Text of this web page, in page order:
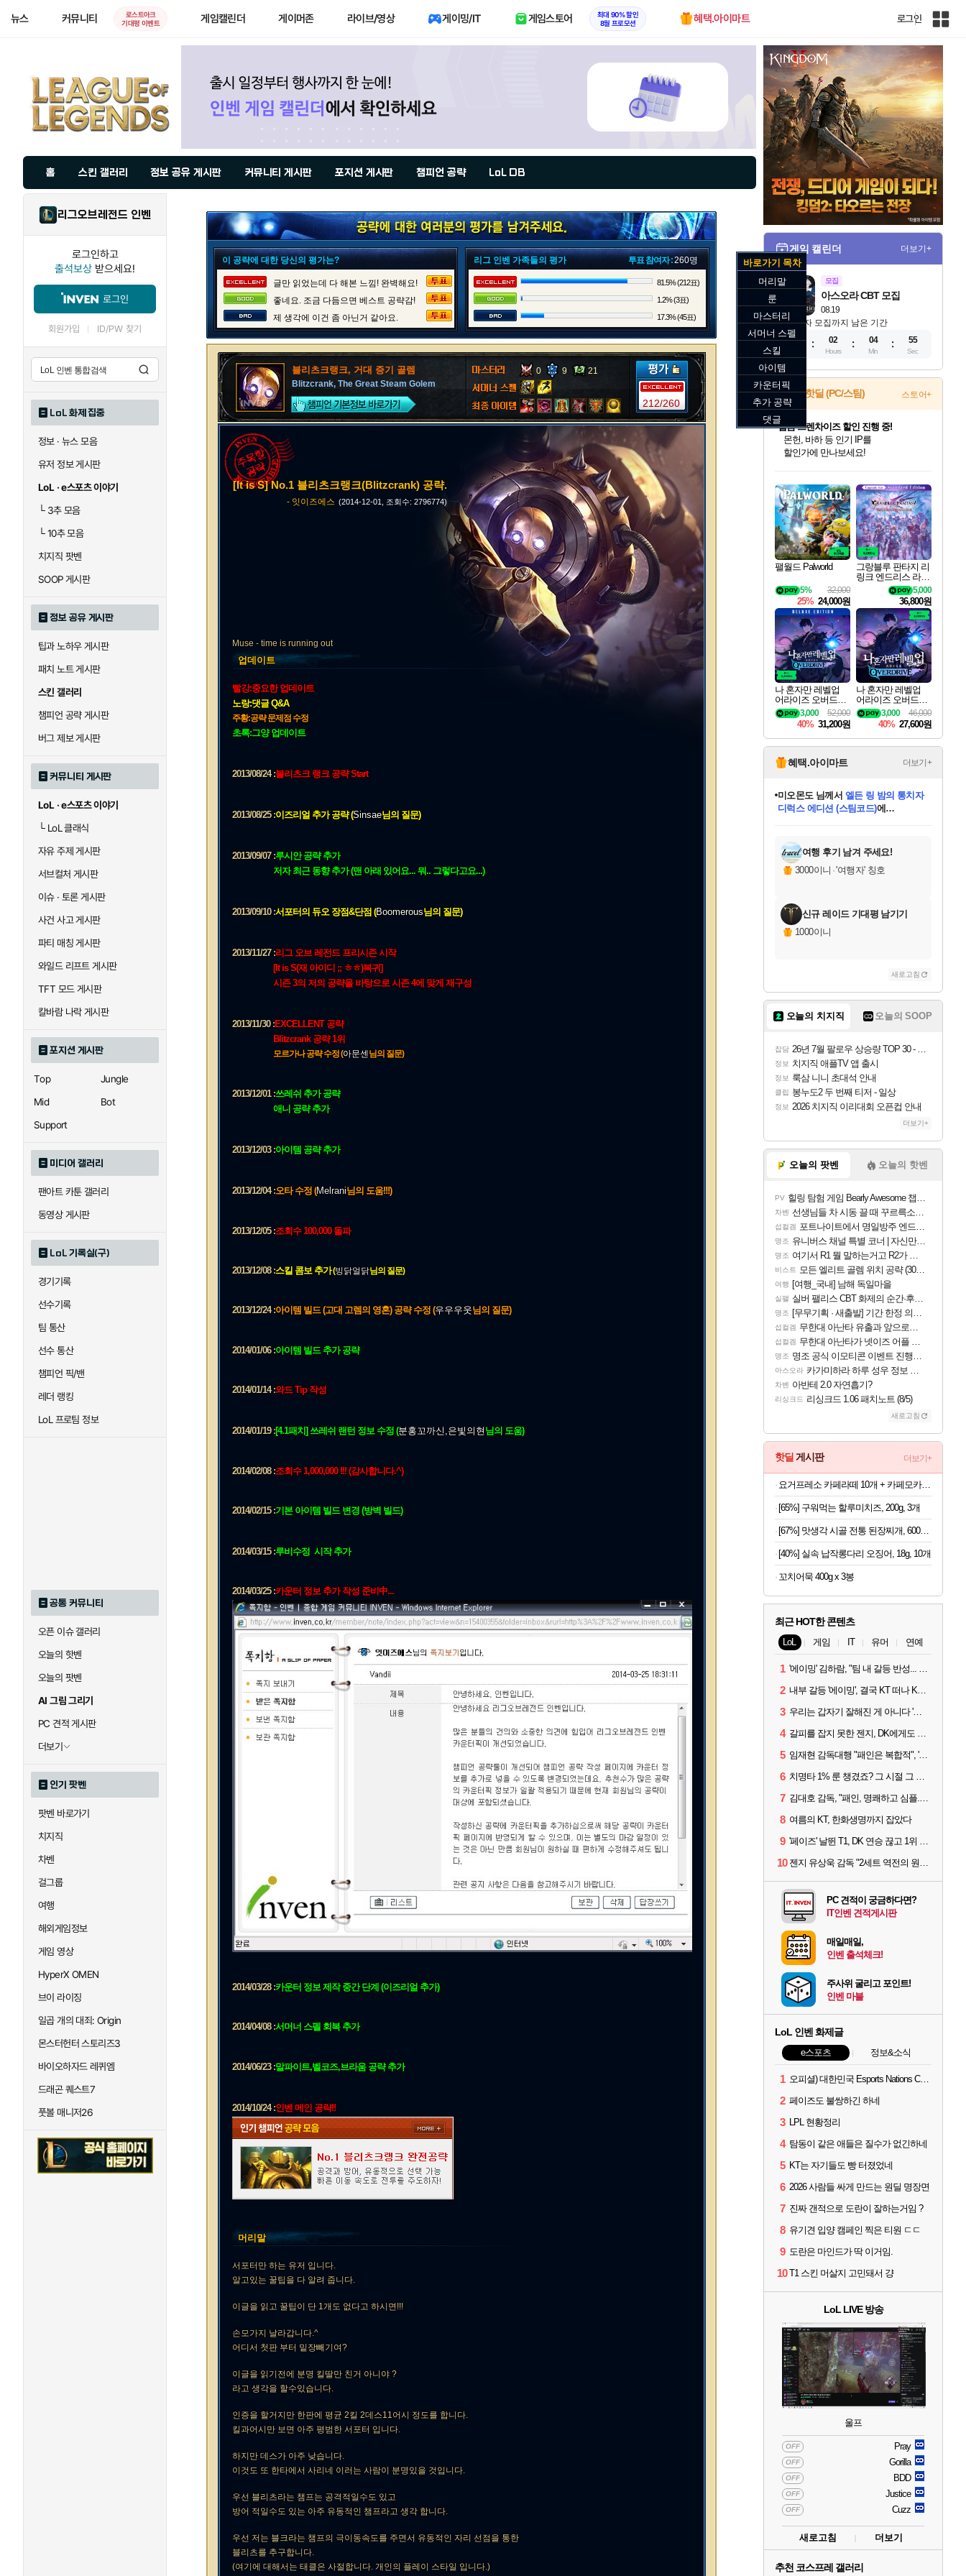
뉴스 커뮤니티
로스트아크
기대평 이벤트
게임캘린더 게이머존 라이브/영상 게이밍/IT 게임스토어
최대 90% 할인
8월 프로모션
혜택.아이마트 로그인
인
사
이
트
맵
홈 스킨 갤러리 정보 공유 게시판 커뮤니티 게시판 포지션 게시판 챔피언 공략 LoL DB
리그오브레전드 인벤
로그인하고
출석보상 받으세요!
로그인
회원가입 ID/PW 찾기
LoL 화제 집중
정보 · 뉴스 모음
유저 정보 게시판
LoL · e스포츠 이야기
└3추 모음
└10추 모음
치지직 팟벤
SOOP 게시판
정보 공유 게시판
팁과 노하우 게시판
패치 노트 게시판
스킨 갤러리
챔피언 공략 게시판
버그 제보 게시판
커뮤니티 게시판
LoL · e스포츠 이야기
└LoL 클래식
자유 주제 게시판
서브컬처 게시판
이슈 · 토론 게시판
사건 사고 게시판
파티 매칭 게시판
와일드 리프트 게시판
TFT 모드 게시판
칼바람 나락 게시판
포지션 게시판
Top
Jungle
Mid
Bot
Support
미디어 갤러리
팬아트 카툰 갤러리
동영상 게시판
LoL 기록실(구)
경기기록
선수기록
팀 통산
선수 통산
챔피언 픽/밴
레더 랭킹
LoL 프로팀 정보
공통 커뮤니티
오픈 이슈 갤러리
오늘의 핫벤
오늘의 팟벤
AI 그림 그리기
PC 견적 게시판
더보기
인기 팟벤
팟벤 바로가기
치지직
차벤
걸그룹
여행
해외게임정보
게임 영상
HyperX OMEN
브이 라이징
일곱 개의 대죄: Origin
몬스터헌터 스토리즈3
바이오하자드 레퀴엠
드래곤 퀘스트7
풋볼 매니저26
이 공략에 대한 당신의 평가는?
글만 읽었는데 다 해본 느낌! 완벽해요!
좋네요. 조금 다듬으면 베스트 공략감!
제 생각에 이건 좀 아닌거 같아요.
리그 인벤 가족들의 평가 투표 참여자 :260명
81.5% (212표)
1.2% (3표)
17.3% (45표)
블리츠크랭크, 거대 증기 골렘
Blitzcrank, The Great Steam Golem
0 9 21
212/260
[It is S] No.1 블리츠크랭크(Blitzcrank) 공략.
- 잇이즈에스 (2014-12-01, 조회수: 2796774)
Muse - time is running out
업데이트
빨강:중요한 업데이트
노랑:댓글 Q&A
주황:공략 문제점 수정
초록:그양 업데이트
2013/08/24 :블리츠크 랭크 공략 Start
2013/08/25 :이즈리얼 추가 공략 (Sinsae님의 질문)
2013/09/07 :루시안 공략 추가
저자 최근 동향 추가 (맨 아래 있어요... 뭐.. 그렇다고요...)
2013/09/10 :서포터의 듀오 장점&단점 (Boomerous님의 질문)
2013/11/27 :리그 오브 레전드 프리시즌 시작
[It is S(재 아이디 ;; ㅎㅎ)복귀]
시즌 3의 저의 공략을 바탕으로 시즌 4에 맞게 재구성
2013/11/30 :EXCELLENT 공략
Blitzcrank 공략 1위
모르가나 공략 수정 (아문센님의 질문)
2013/12/01 :쓰레쉬 추가 공략
애니 공략 추가
2013/12/03 :아이템 공략 추가
2013/12/04 :오타 수정 (Melrani님의 도움!!!)
2013/12/05 :조회수 100,000 돌파
2013/12/08 :스킬 콤보 추가(빙닭얼닭님의 질문)
2013/12/24 :아이템 빌드 (고대 고렘의 영혼) 공략 수정 (우우우웃님의 질문)
2014/01/06 :아이템 빌드 추가 공략
2014/01/14 :와드 Tip 작성
2014/01/19 :[4.1패치] 쓰레쉬 랜턴 정보 수정 (분홍꼬까신,은빛의현 님의 도움)
2014/02/08 :조회수 1,000,000 !!! (감사합니다.^)
2014/02/15 :기본 아이템 빌드 변경 (방벽 빌드)
2014/03/15 :루비수정 시작 추가
2014/03/25 :카운터 정보 추가 작성 준비中...
2014/03/28 :카운터 정보 제작 중간 단계 (이즈리얼 추가)
2014/04/08 :서머너 스펠 회복 추가
2014/06/23 :말파이트,벨코즈,브라움 공략 추가
2014/10/24 :인벤 메인 공략!!
머리말
서포터만 하는 유저 입니다.
알고있는 꿀팁을 다 알려 줍니다.
이글을 읽고 꿀팁이 단 1개도 없다고 하시면!!!
손모가지 날라갑니다.^
어디서 첫판 부터 밑장빼기여?
이글을 읽기전에 분명 킬딸만 친거 아니야 ?
라고 생각을 할수있습니다.
인증을 할거지만 한판에 평균 2킬 2데스11어시 정도를 합니다.
킬과어시만 보면 아주 평범한 서포터 입니다.
하지만 데스가 아주 낮습니다.
이것도 또 한타에서 사리네 이러는 사람이 분명있을 것입니다.
우선 블리츠라는 챔프는 공격적일수도 있고
방어 적일수도 있는 아주 유동적인 챔프라고 생각 합니다.
우선 저는 블크라는 챔프의 극이동속도를 주면서 유동적인 자리 선점을 통한
블리츠를 추구합니다.
(여기에 대해서는 태클은 사절합니다. 개인의 플레이 스타일 입니다.)
게임 캘린더 더보기+
모집
08.19
아스오라 CBT 모집
참가자 모집까지 남은 기간
11
02
Hours
04
Min
54
Sec
게임 핫딜 (PC/스팀) 스토어+
최대 90% 할인가를 만나보세요!
네이버혜택과 함께 만나보세요!
50%할인&추가 적립까지!
네이버 포인트 혜택까지!
이니&베니 혜택까지!
네이버 혜택가와 함께 예약하세요!
할인&네이버혜택으로 만나보세요!
네이버페이 혜택과 만나보세요!
40주년 프로모션으로 만나보세요!
캡콤 프렌차이즈 할인 진행 중!
몬헌, 바하 등 인기 IP를
할인가에 만나보세요!
일부 에디션 상시 할인!
혜택으로 예약 판매 중
편안하게 충전하세요
팰월드 Palworld
32,000
5%
25% 24,000원
그랑블루 판타지 리
링크 엔드리스 라그
나로크 업그레이드
킷 Granblue Fantasy
Relink Endless Ragn
arok Upgrade Kit DL
C
5,000
36,800원
나 혼자만 레벨업
어라이즈 오버드라
이브 디럭스 에디션
Solo Leveling Arise
Overdrive Deluxe Edi
tion
52,000
3,000
40% 31,200원
나 혼자만 레벨업
어라이즈 오버드라
이브 Solo Leveling A
rise
46,000
3,000
40% 27,600원
혜택.아이마트 더보기+
교환.
당첨되셨습니다.
당첨되셨습니다.
당첨되셨습니다.
미오몬도님께서 엘든 링 밤의 통치자
디럭스 에디션 (스팀코드)에
당첨되셨습니다.
당첨되셨습니다.
당첨되셨습니다.
에디션 (스팀코드) 를 교환.
당첨되셨습니다.
여행 후기 남겨 주세요!
3000이니 ·'여행자' 칭호
신규 레이드 기대평 남기기
1000이니
새로고침
오늘의 치지직 오늘의 SOOP
잡담 26년 7월 팔로우 상승량 TOP 30 - 월간 치지직
정보 치지직 애플TV 앱 출시
정보 룩삼 니니 초대석 안내
클립 봉누도2 두 번째 티저 - 일상
정보 2026 치지직 이리대회 오픈컵 안내
더보기+
오늘의 팟벤 오늘의 핫벤
PV 힐링 탐험 게임 Bearly Awesome 챕터 1 트레일러
차벤 선생님들 차 시동 끌 때 꾸르륵소리나는데
섭컬겜 포트나이트에서 명일방주 엔드필드 [펠리카] 판매 예정
명조 유니버스 채널 특별 코너 | 자신만의 스타일
명조 여기서 R1 뭘 말하는거고 R2가 뭘말하는걸까요?
비스트 모든 엘리트 골렘 위치 공략 (30개) - 방랑 결투가
여행 [여행_국내] 남해 독일마을
실팰 실버 팰리스 CBT 화제의 순간·후기 모음
명조 [무무기획 · 새출발] 기간 한정 의뢰 이벤트
섭컬겜 무한대 아난타 유출과 앞으로의 예상 (루머)
섭컬겜 무한대 아난타가 넷이즈 어플 달력에 일정 등록
명조 명조 공식 이모티콘 이벤트 진행해봤습니다! 참여부터 추첨까지????
아스오라 카가미하라 하루 성우 정보 및 주요 필모
차벤 아반테 2.0 자연흡기?
리싱크드 리싱크드 1.06 패치노트 (8/5)
새로고침
핫딜 게시판 더보기+
요거프레소 카페라떼 10개 + 카페모카 10개
[65%] 구워먹는 할루미치즈, 200g, 3개
[67%] 맛생각 시골 전통 된장찌개, 600g, 5개
[40%] 실속 납작롱다리 오징어, 18g, 10개
꼬치어묵 400g x 3봉
최근 HOT한 콘텐츠
LoL 게임 IT 유머 연예
1 '에이밍' 김하람, "팀 내 갈등 반성... 끝까지 뛰고 싶었다"
2 내부 갈등 '에이밍', 결국 KT 떠나 KRX로...'지우'와 트레이드
3 우리는 갑자기 잘해진 게 아니다 '씨맥' 김대호 감독의 자신감
4 갈피를 잡지 못한 젠지, DK에게도 0:2 패배
5 임재현 감독대행 "패인은 복합적", '도란' "팀에 과부하 왔다"
6 치명타 1% 룬 챙겼죠? 그 시절 그 감성 '롤 클래식' 30일 출시
7 김대호 감독, "패인, 명쾌하고 심플...다시 힘낼 수 있어"
8 여름의 KT, 한화생명까지 잡았다
9 '페이즈' 날뛴 T1, DK 연승 끊고 1위 지켜
10 젠지 유상욱 감독 "2세트 역전의 원인...너무 급했다"
PC 견적이 궁금하다면?
IT인벤 견적게시판
매일매일,
인벤 출석체크!
주사위 굴리고 포인트!
인벤 마블
LoL 인벤 화제글
e스포츠 정보&소식
1 오피셜) 대한민국 Esports Nations Cup 2026 국가대표 명단 모두 확정
2 페이즈도 불쌍하긴 하네
3 LPL 현황정리
4 탐동이 같은 애들은 질수가 없긴하네
5 KT는 자기들도 빵 터졌었네
6 2026 사람들 싸게 만드는 원딜 명장면
7 진짜 갠적으로 도란이 잘하는거임 ?
8 유기견 입양 캠페인 찍은 티원 ㄷㄷ
9 도란은 마인드가 딱 이거임.
10 T1 스킨 머살지 고민돼서 걍
LoL LIVE 방송
울프
OFF Pray
OFF Gorilla
OFF BDD
OFF Justice
OFF Cuzz
새로고침 더보기
추천 코스프레 갤러리
바로가기 목차
머리말
룬
마스터리
서머너 스펠
스킬
아이템
카운터픽
추가 공략
댓글